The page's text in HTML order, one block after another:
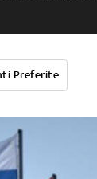
Preferite